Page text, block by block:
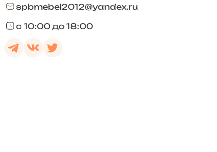
spbmebel2012@yandex.ru
с 10:00 до 18:00